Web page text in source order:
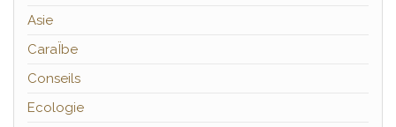
Asie
CaraÏbe
Conseils
Ecologie